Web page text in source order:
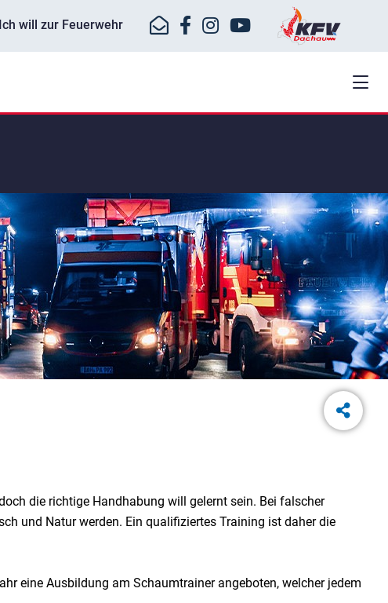
will zur Feuerwehr
die richtige Handhabung will gelernt sein. Bei falscher
und Natur werden. Ein qualifiziertes Training ist daher die
eine Ausbildung am Schaumtrainer angeboten, welcher jedem